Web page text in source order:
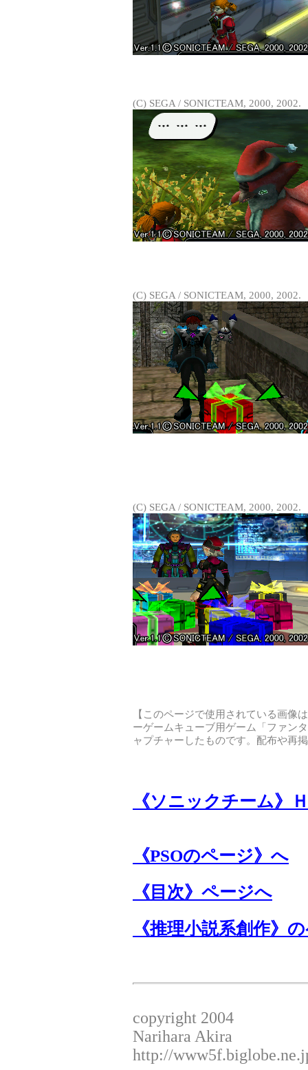
(C) SEGA / SONICTEAM, 2000, 2002.
(C) SEGA / SONICTEAM, 2000, 2002.
(C) SEGA / SONICTEAM, 2000, 2002.
【このページで使用されている画像
ーゲームキューブ用ゲーム「ファン
ャプチャーしたものです。配布や再
《ソニックチーム》
《PSOのページ》へ
《目次》ページへ
《推理小説系創作》
copyright 2004
Narihara Akira
http://